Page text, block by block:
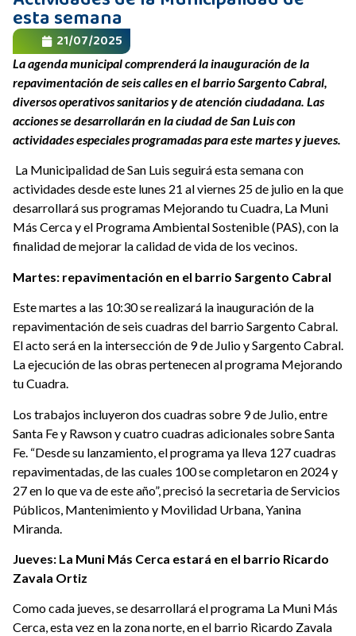
esta semana
21/07/2025
La agenda municipal comprenderá la inauguración de la
repavimentación de seis calles en el barrio Sargento Cabral,
diversos operativos sanitarios y de atención ciudadana. Las
acciones se desarrollarán en la ciudad de San Luis con
actividades especiales programadas para este martes y jueves.
La Municipalidad de San Luis seguirá esta semana con
actividades desde este lunes 21 al viernes 25 de julio en la que
desarrollará sus programas Mejorando tu Cuadra, La Muni
Más Cerca y el Programa Ambiental Sostenible (PAS), con la
finalidad de mejorar la calidad de vida de los vecinos.
Martes: repavimentación en el barrio Sargento Cabral
Este martes a las 10:30 se realizará la inauguración de la
repavimentación de seis cuadras del barrio Sargento Cabral.
El acto será en la intersección de 9 de Julio y Sargento Cabral.
La ejecución de las obras pertenecen al programa Mejorando
tu Cuadra.
Los trabajos incluyeron dos cuadras sobre 9 de Julio, entre
Santa Fe y Rawson y cuatro cuadras adicionales sobre Santa
Fe. “Desde su lanzamiento, el programa ya lleva 127 cuadras
repavimentadas, de las cuales 100 se completaron en 2024 y
27 en lo que va de este año”, precisó la secretaria de Servicios
Públicos, Mantenimiento y Movilidad Urbana, Yanina
Miranda.
Jueves: La Muni Más Cerca estará en el barrio Ricardo
Zavala Ortiz
Como cada jueves, se desarrollará el programa La Muni Más
Cerca, esta vez en la zona norte, en el barrio Ricardo Zavala